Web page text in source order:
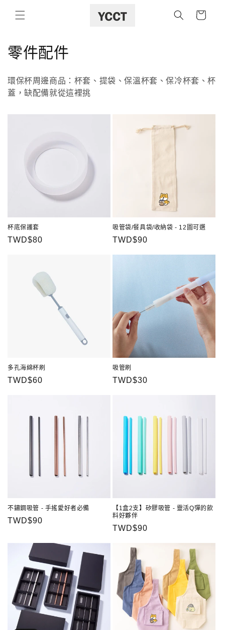
跳至內容
物
商
系
列
零件配件
環保杯周邊商品：杯套、提袋、保溫杯套、保冷杯套、杯
蓋，缺配備就從這裡挑
杯底保護套
定
TWD$80
吸管袋/餐具袋/收納袋 - 12圖可選
定
TWD$90
多孔海綿杯刷
定
TWD$60
吸管刷
定
TWD$30
不鏽鋼吸管 - 手搖愛好者必備
定
TWD$90
【1盒2支】矽膠吸管 - 靈活Q彈的飲
料好夥伴
定
TWD$90